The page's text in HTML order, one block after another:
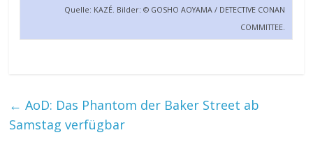
Quelle: KAZÉ. Bilder: © GOSHO AOYAMA / DETECTIVE CONAN
COMMITTEE.
← AoD: Das Phantom der Baker Street ab
Samstag verfügbar